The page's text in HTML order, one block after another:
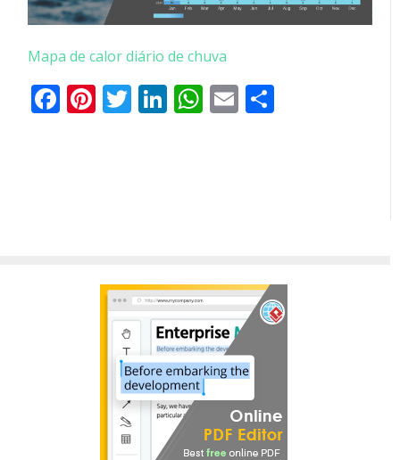
Mapa de calor diário de chuva
Facebook
Pinterest
Twitter
LinkedIn
WhatsApp
Email